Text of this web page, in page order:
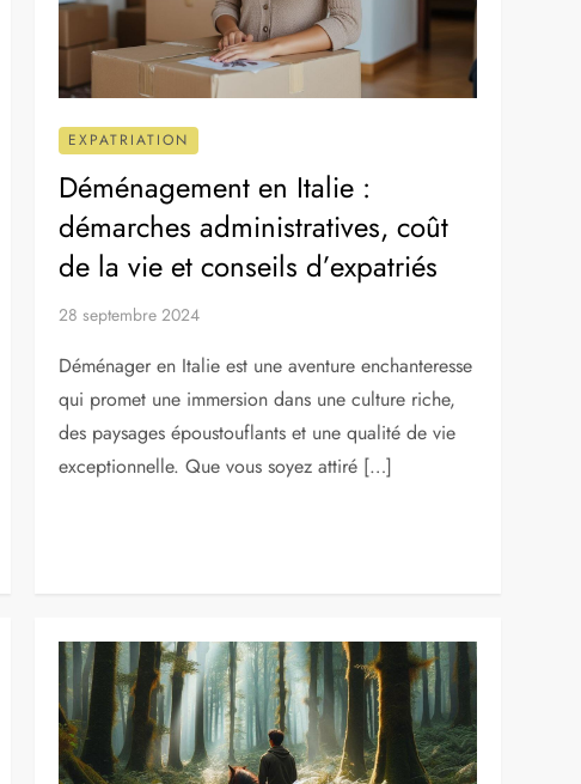
EXPATRIATION
Déménagement en Italie :
démarches administratives, coût
de la vie et conseils d’expatriés
28 septembre 2024
Déménager en Italie est une aventure enchanteresse
qui promet une immersion dans une culture riche,
des paysages époustouflants et une qualité de vie
exceptionnelle. Que vous soyez attiré […]